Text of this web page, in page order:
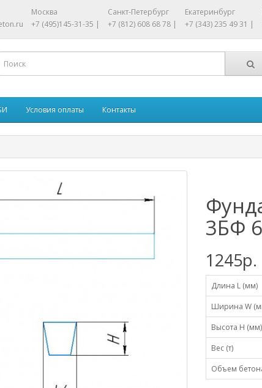
Москва
+7 (495)145-31-35 |
Санкт-Петербург
+7 (812) 608 68 78 |
Екатеринбург
+7 (343) 235 49 31 |
Условия оплаты Контакты
3БФ
1245р.
Длина L (мм)
Ширина W
Высота H (мм)
Вес (т)
Объем